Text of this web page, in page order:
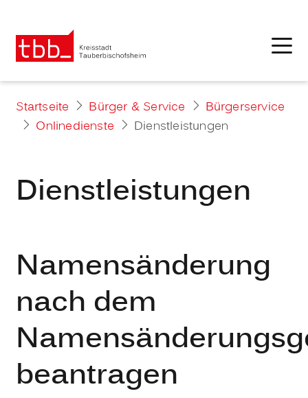
Startseite Bürger & Service
Bürgerservice
Onlinedienste
Dienstleistungen
Dienstleistungen
Namensänderung
nach dem
beantragen